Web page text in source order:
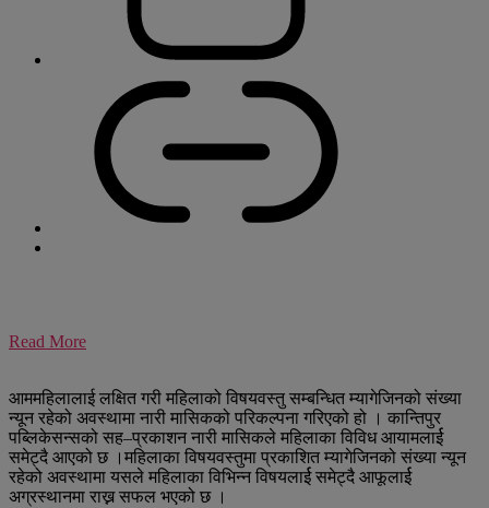
Read More
आममहिलालाई लक्षित गरी महिलाको विषयवस्तु सम्बन्धित म्यागेजिनको संख्या
न्यून रहेको अवस्थामा नारी मासिकको परिकल्पना गरिएको हो । कान्तिपुर
पब्लिकेसन्सको सह–प्रकाशन नारी मासिकले महिलाका विविध आयामलार्ई
समेट्दै आएको छ ।महिलाका विषयवस्तुमा प्रकाशित म्यागेजिनको संख्या न्यून
रहेको अवस्थामा यसले महिलाका विभिन्न विषयलार्ई समेट्दै आफूलार्ई
अग्रस्थानमा राख्न सफल भएको छ ।